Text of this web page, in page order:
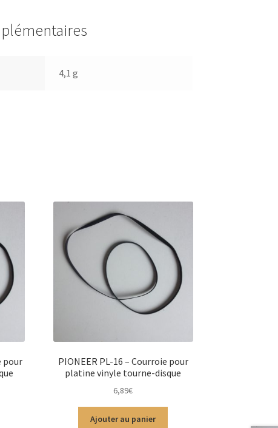
4,1 g
pour
PIONEER PL-16 – Courroie pour
platine vinyle tourne-disque
6,89€
Ajouter au panier